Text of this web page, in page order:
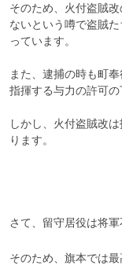
そのため、火付盗賊
ないという噂で盗賊
っています。
また、逮捕の時も町
指揮する与力の許可の
しかし、火付盗賊改
ります。
さて、留守居役は将
そのため、旗本では